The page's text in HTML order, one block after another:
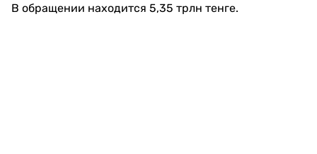
В обращении находится 5,35 трлн тенге.